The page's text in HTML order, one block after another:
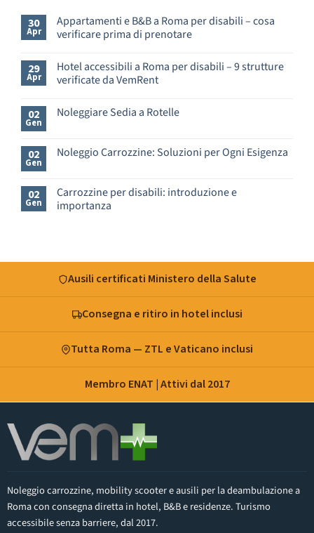
30
Apr
Appartamenti e B&B a Roma per disabili – cosa
verificare prima di prenotare
commento
su
Appartamenti
a
–
prima
di
prenotare
29
Apr
Hotel accessibili a Roma per disabili – 9 strutture
verificate da VemRent
commento
su
a
Roma
–
9
strutture
02
Gen
Noleggiare Sedia a Rotelle
su
Noleggiare
Rotelle
02
Gen
Noleggio Carrozzine: Soluzioni per Ogni Esigenza
su
Noleggio
Carrozzine:
02
Gen
Carrozzine per disabili: introduzione e
importanza
per
disabili:
introduzione
e
Ausili certificati Ministero della Salute
Consegna e ritiro in hotel inclusi
Tutta Roma — ZTL e Vaticano inclusi
Membro ENAT | Attivi dal 2017
Noleggio carrozzine, mobility scooter e ausili per la deambulazione a
Roma con consegna diretta in hotel, B&B e residenze. Turismo
accessibile senza barriere, dal 2017.